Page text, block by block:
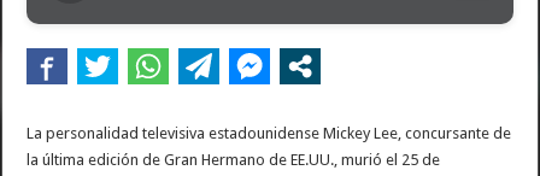
La personalidad televisiva estadounidense Mickey Lee, concursante de
la última edición de Gran Hermano de EE.UU., murió el 25 de